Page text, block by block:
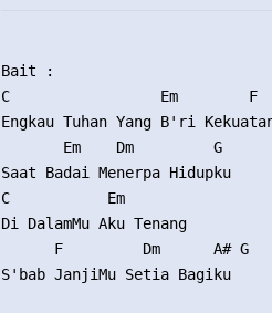
Bait :
C                 Em        F
Engkau Tuhan Yang B'ri
       Em    Dm         G
Saat Badai Menerpa Hidupku
C           Em
Di DalamMu Aku Tenang
      F         Dm      A# G
S'bab JanjiMu Setia Bagiku